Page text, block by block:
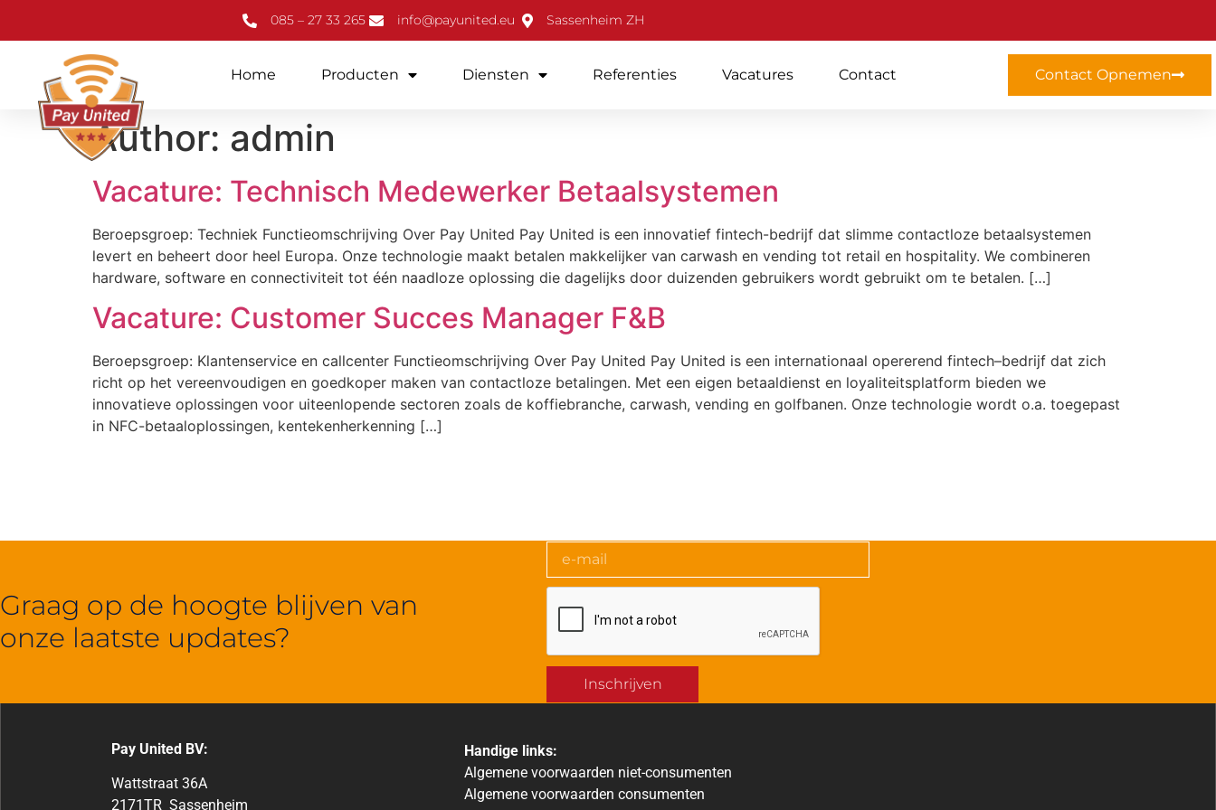
085 – 27 33 265 info@payunited.eu Sassenheim ZH
Home Producten Diensten Referenties Vacatures Contact Contact Opnemen
Author: admin
Vacature: Technisch Medewerker Betaalsystemen
Beroepsgroep: Techniek Functieomschrijving Over Pay United Pay United is een innovatief fintech-bedrijf dat slimme contactloze betaalsystemen
levert en beheert door heel Europa. Onze technologie maakt betalen makkelijker van carwash en vending tot retail en hospitality. We combineren
hardware, software en connectiviteit tot één naadloze oplossing die dagelijks door duizenden gebruikers wordt gebruikt om te betalen. […]
Vacature: Customer Succes Manager F&B
Beroepsgroep: Klantenservice en callcenter Functieomschrijving Over Pay United Pay United is een internationaal opererend fintech–bedrijf dat zich
richt op het vereenvoudigen en goedkoper maken van contactloze betalingen. Met een eigen betaaldienst en loyaliteitsplatform bieden we
innovatieve oplossingen voor uiteenlopende sectoren zoals de koffiebranche, carwash, vending en golfbanen. Onze technologie wordt o.a. toegepast
in NFC-betaaloplossingen, kentekenherkenning […]
Graag op de hoogte blijven van
onze laatste updates?
Inschrijven
Pay United BV:
Wattstraat 36A
2171TR Sassenheim
Handige links:
Algemene voorwaarden niet-consumenten
Algemene voorwaarden consumenten